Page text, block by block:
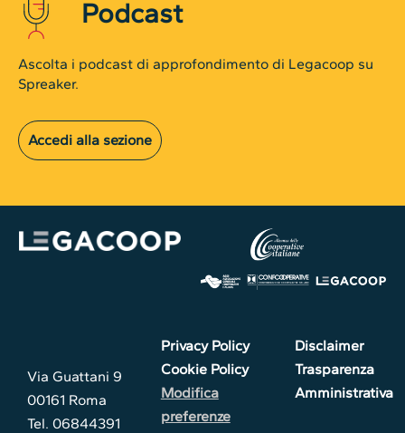
Podcast
Ascolta i podcast di approfondimento di Legacoop su
Spreaker.
Accedi alla sezione
Via Guattani 9
00161 Roma
Tel. 06844391
Privacy Policy
Cookie Policy
Modifica
preferenze
Disclaimer
Trasparenza
Amministrativa